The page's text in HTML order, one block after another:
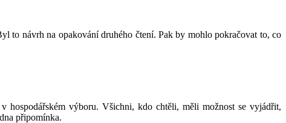
to návrh na opakování druhého čtení. Pak by mohlo pokračovat to, co
hospodářském výboru. Všichni, kdo chtěli, měli možnost se vyjádřit,
připomínka.